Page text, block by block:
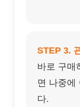
STEP 3.
바로 구매
면 나중에
다.